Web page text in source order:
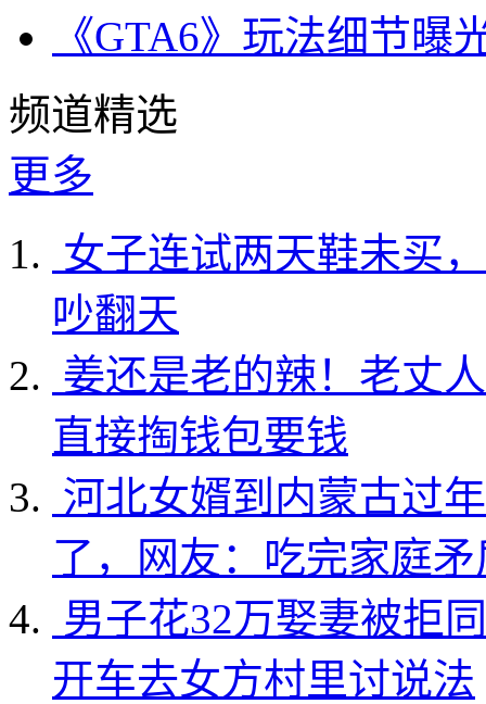
《GTA6》玩法细节
频道精选
更多
女子连试两天鞋未买
吵翻天
姜还是老的辣！老丈
直接掏钱包要钱
河北女婿到内蒙古过
了，网友：吃完家庭
男子花32万娶妻被拒
开车去女方村里讨说法